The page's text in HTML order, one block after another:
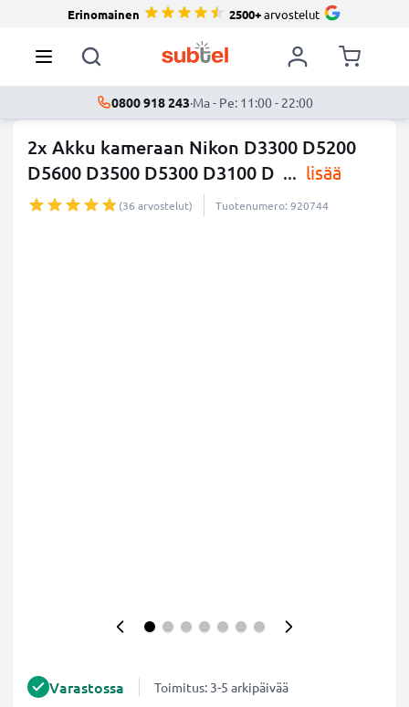
Erinomainen 2500+arvostelut
0800 918 243·Ma - Pe: 11:00 - 22:00
2x Akku kameraan Nikon D3300 D5200
D5600 D3500 D5300 D3100 D ... lisää
(36 arvostelut) Tuotenumero: 920744
Varastossa Toimitus: 3-5 arkipäivää